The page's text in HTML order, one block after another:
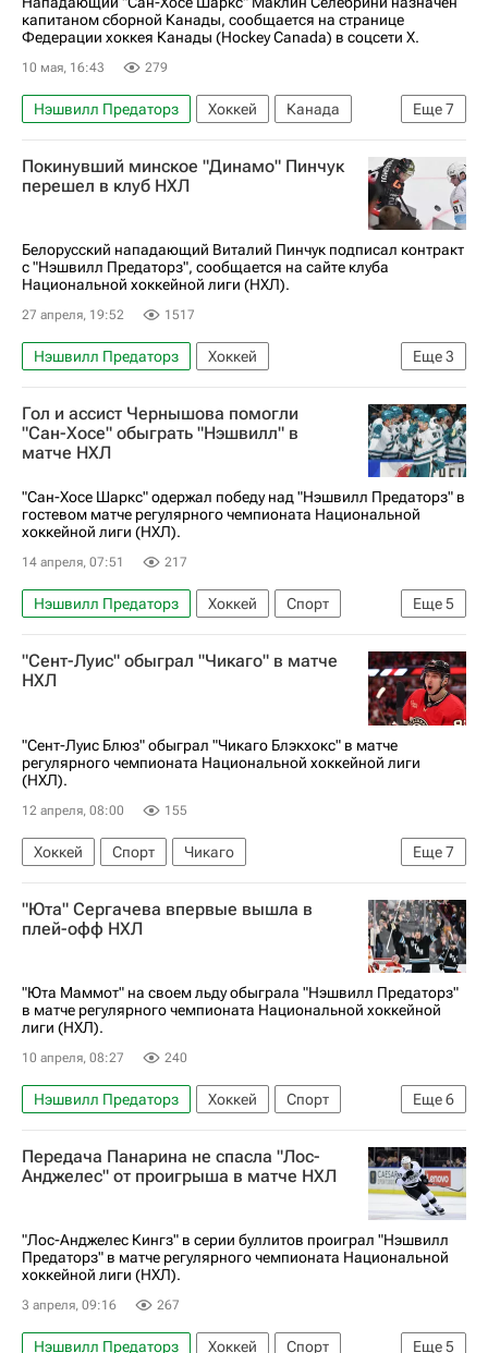
капитаном сборной Канады, сообщается на странице
Федерации хоккея Канады (Hockey Canada) в соцсети X.
10 мая, 16:43 279
Еще7
Нэшвилл Предаторз Хоккей
Канада
Цюрих
США
Райан О'Райлли
Джон Таварес
Сан-Хосе Шаркс
Покинувший минское "Динамо" Пинчук
перешел в клуб НХЛ
Белорусский нападающий Виталий Пинчук подписал контракт
с "Нэшвилл Предаторз", сообщается на сайте клуба
Национальной хоккейной лиги (НХЛ).
27 апреля, 19:52 1517
Еще3
Нэшвилл Предаторз
Хоккей
ХК Динамо (Москва)
Национальная хоккейная лига (НХЛ)
КХЛ 2025-2026
Гол и ассист Чернышова помогли
"Сан-Хосе" обыграть "Нэшвилл" в
матче НХЛ
"Сан-Хосе Шаркс" одержал победу над "Нэшвилл Предаторз" в
гостевом матче регулярного чемпионата Национальной
хоккейной лиги (НХЛ).
14 апреля, 07:51 217
Еще5
Нэшвилл Предаторз Хоккей
Спорт
Игорь Чернышов
Матвей Мичков
Сан-Хосе Шаркс
Нэшвилл
"Сент-Луис" обыграл "Чикаго" в матче
НХЛ
"Сент-Луис Блюз" обыграл "Чикаго Блэкхокс" в матче
регулярного чемпионата Национальной хоккейной лиги
(НХЛ).
12 апреля, 08:00 155
Еще7
Хоккей Спорт
Чикаго
Алексей Торопченко
Джордан Кайру
Илья Михеев
Сент-Луис Блюз
Национальная хоккейная лига (НХЛ)
"Юта" Сергачева впервые вышла в
плей-офф НХЛ
"Юта Маммот" на своем льду обыграла "Нэшвилл Предаторз"
в матче регулярного чемпионата Национальной хоккейной
лиги (НХЛ).
10 апреля, 08:27 240
Еще6
Нэшвилл Предаторз Хоккей
Спорт
Солт-Лейк-Сити
Михаил Сергачев
Ник Шмальц
Юта Маммот
Национальная хоккейная лига (НХЛ)
Передача Панарина не спасла "Лос-
Анджелес" от проигрыша в матче НХЛ
"Лос-Анджелес Кингз" в серии буллитов проиграл "Нэшвилл
Предаторз" в матче регулярного чемпионата Национальной
хоккейной лиги (НХЛ).
3 апреля, 09:16 267
Еще5
Нэшвилл Предаторз Хоккей
Спорт